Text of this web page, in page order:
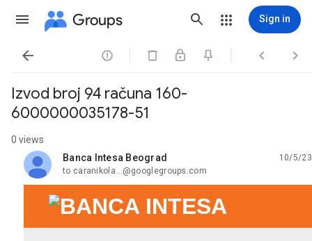
Groups Sign in
   
Izvod broj 94 računa 160-
6000000035178-51
0 views
Banca Intesa Beograd
unread,
10/5/23
to caranikola...@googlegroups.com